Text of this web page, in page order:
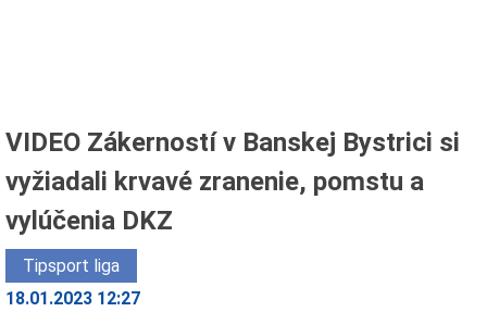
VIDEO Zákerností v Banskej Bystrici si
vyžiadali krvavé zranenie, pomstu a
vylúčenia DKZ
Tipsport liga
18.01.2023 12:27